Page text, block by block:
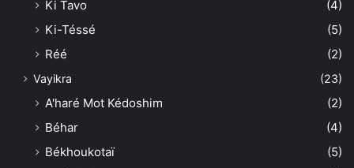
Ki Tavo
(4)
Ki-Téssé
(5)
Réé
(2)
Vayikra (23)
A'haré Mot Kédoshim
(2)
Béhar
(4)
Békhoukotaï
(5)